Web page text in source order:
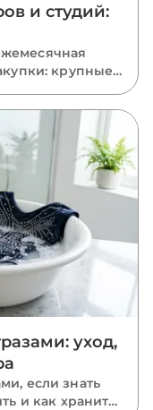
и студий:
крупные
на проект.
уход,
если знать
и как хранить.